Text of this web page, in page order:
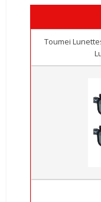
Toumei